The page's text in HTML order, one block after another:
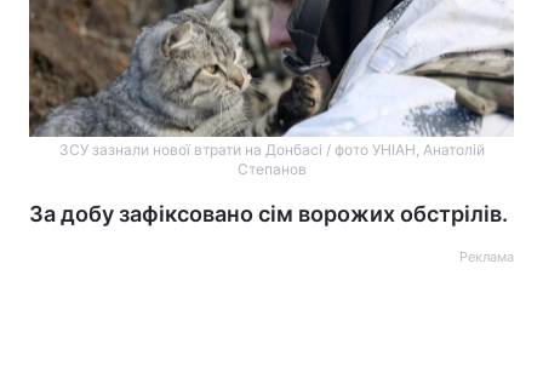
ЗСУ зазнали нової втрати на Донбасі / фото УНІАН, Анатолій
Степанов
За добу зафіксовано сім ворожих обстрілів.
Реклама